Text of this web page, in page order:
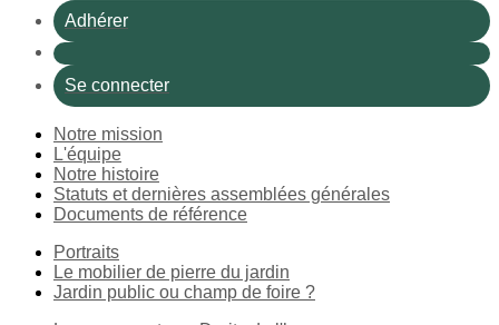
Adhérer
Se connecter
Notre mission
L'équipe
Notre histoire
Statuts et dernières assemblées générales
Documents de référence
Portraits
Le mobilier de pierre du jardin
Jardin public ou champ de foire ?